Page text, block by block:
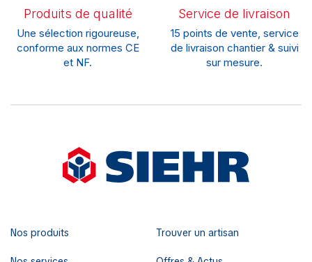
Produits de qualité
Une sélection rigoureuse,
conforme aux normes CE
et NF.
Service de livraison
15 points de vente, service
de livraison chantier & suivi
sur mesure.
Nos produits Trouver un artisan